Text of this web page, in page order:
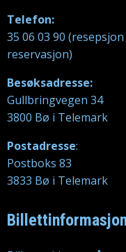
Telefon:
35 06 03 90
reservasjon)
Besøksadresse:
Gullbringvegen 34
3800 Bø i Telemark
Postadresse:
Postboks 83
3833 Bø i Telemark